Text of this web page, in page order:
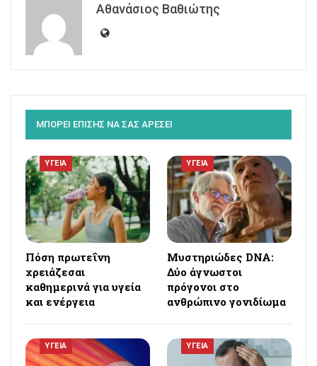
Αθανάσιος Βαθιώτης
ΜΠΟΡΕΙ ΕΠΙΣΗΣ ΝΑ ΣΑΣ ΑΡΕΣΕΙ
ΥΓΕΙΑ
Πόση πρωτεΐνη
χρειάζεσαι
καθημερινά για υγεία
και ενέργεια
ΥΓΕΙΑ
Μυστηριώδες DNA:
Δύο άγνωστοι
πρόγονοι στο
ανθρώπινο γονιδίωμα
ΥΓΕΙΑ ΥΓΕΙΑ